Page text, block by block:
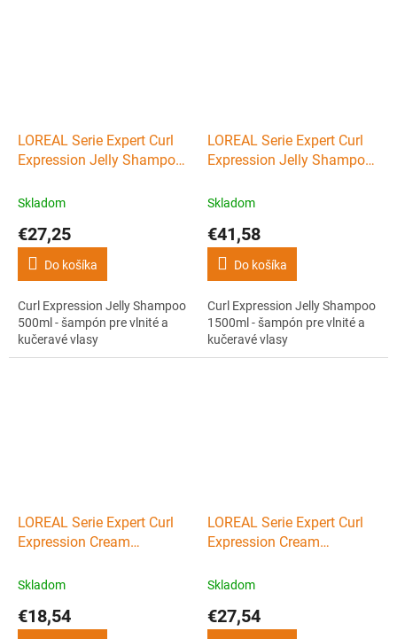
LOREAL Serie Expert Curl
Expression Jelly Shampoo
a kučeravé vlasy
Skladom
€27,25
Do košíka
Curl Expression Jelly Shampoo
500ml - šampón pre vlnité a
kučeravé vlasy
LOREAL Serie Expert Curl
Expression Jelly Shampoo
a kučeravé vlasy
Skladom
€41,58
Do košíka
Curl Expression Jelly Shampoo
1500ml - šampón pre vlnité a
kučeravé vlasy
LOREAL Serie Expert Curl
Expression Cream
pre vlnité a kučeravé vlasy
Skladom
€18,54
LOREAL Serie Expert Curl
Expression Cream
pre vlnité a kučeravé vlasy
Skladom
€27,54